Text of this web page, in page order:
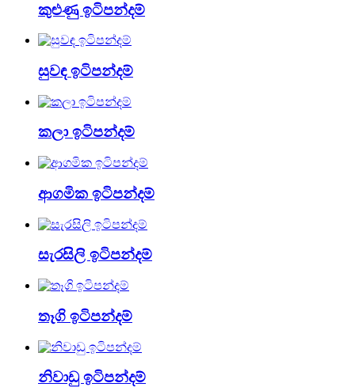
කුළුණු ඉටිපන්දම්
සුවඳ ඉටිපන්දම්
කලා ඉටිපන්දම්
ආගමික ඉටිපන්දම්
සැරසිලි ඉටිපන්දම්
තෑගි ඉටිපන්දම්
නිවාඩු ඉටිපන්දම්